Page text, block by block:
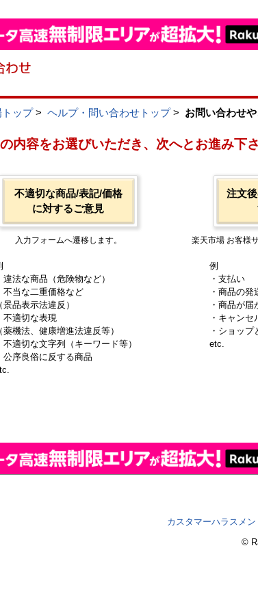
ップ> ヘルプ・問い合わせトップ> お問い合わせ
内容をお選びいただき、次へとお進み下さ
不適切な商品/表記/価格
に対するご意見
入力フォームへ遷移します。
違法な商品（危険物など）
不当な二重価格など
（景品表示法違反）
不適切な表現
（薬機法、健康増進法違反等）
不適切な文字列（キーワード等）
公序良俗に反する商品
注文
楽天市場 お客様
例
・支払い
・商品の
・商品が届
・キャン
・ショッ
etc.
カスタマーハラスメ
©